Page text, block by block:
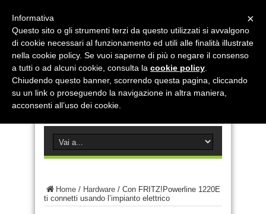
Home / Hardware / Con FRITZ!Powerline 1220E
ti connetti usando l’impianto elettrico
×
Informativa
Questo sito o gli strumenti terzi da questo utilizzati si avvalgono
di cookie necessari al funzionamento ed utili alle finalità illustrate
nella cookie policy. Se vuoi saperne di più o negare il consenso
a tutti o ad alcuni cookie, consulta la cookie policy
Chiudendo questo banner, scorrendo questa pagina, cliccando
su un link o proseguendo la navigazione in altra maniera,
acconsenti all’uso dei cookie.